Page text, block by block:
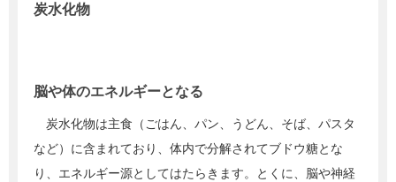
炭水化物
脳や体のエネルギーとなる
炭水化物は主食（ごはん、パン、うどん、そば、パスタ
など）に含まれており、体内で分解されてブドウ糖とな
り、エネルギー源としてはたらきます。とくに、脳や神経